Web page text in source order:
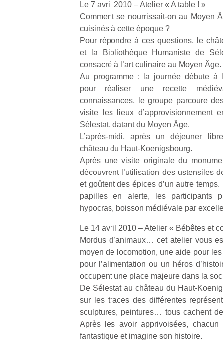
Le 7 avril 2010 – Atelier « A table ! »
Comment se nourrissait-on au Moyen
cuisinés à cette époque ?
Pour répondre à ces questions, le
et la Bibliothèque Humaniste de
consacré à l’art culinaire au Moyen Âge.
Au programme : la journée débute à
pour réaliser une recette
connaissances, le groupe parcoure
visite les lieux d’approvisionnement
Sélestat, datant du Moyen Âge.
L’après-midi, après un déjeuner
château du Haut-Koenigsbourg.
Après une visite originale du
découvrent l’utilisation des ustensiles
et goûtent des épices d’un autre
papilles en alerte, les participants
hypocras, boisson médiévale par
Le 14 avril 2010 – Atelier « Bébêtes et
Mordus d’animaux… cet atelier vous
moyen de locomotion, une aide pour
pour l’alimentation ou un héros
occupent une place majeure dans la
De Sélestat au château du Haut-
sur les traces des différentes
sculptures, peintures… tous cachent
Après les avoir apprivoisées,
fantastique et imagine son histoire.
…